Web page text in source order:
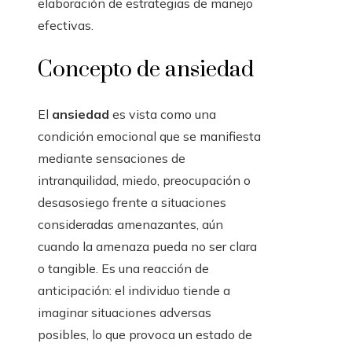
elaboración de estrategias de manejo
efectivas.
Concepto de ansiedad
El ansiedad es vista como una
condición emocional que se manifiesta
mediante sensaciones de
intranquilidad, miedo, preocupación o
desasosiego frente a situaciones
consideradas amenazantes, aún
cuando la amenaza pueda no ser clara
o tangible. Es una reacción de
anticipación: el individuo tiende a
imaginar situaciones adversas
posibles, lo que provoca un estado de